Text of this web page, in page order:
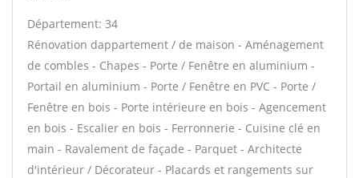
Département: 34
Rénovation dappartement / de maison - Aménagement
de combles - Chapes - Porte / Fenêtre en aluminium -
Portail en aluminium - Porte / Fenêtre en PVC - Porte /
Fenêtre en bois - Porte intérieure en bois - Agencement
en bois - Escalier en bois - Ferronnerie - Cuisine clé en
main - Ravalement de façade - Parquet - Architecte
d'intérieur / Décorateur - Placards et rangements sur